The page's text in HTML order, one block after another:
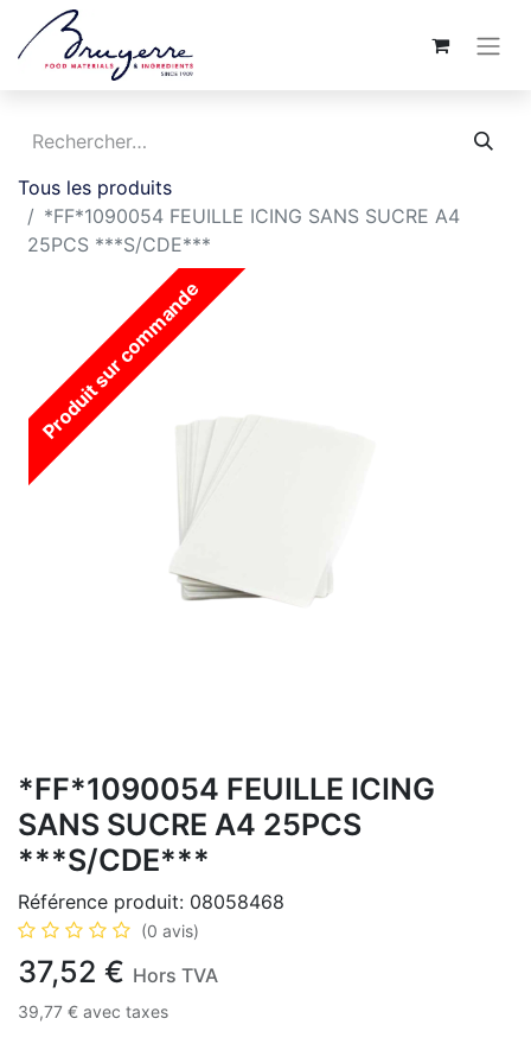
Tous les produits
*FF*1090054 FEUILLE ICING SANS SUCRE A4
25PCS ***S/CDE***
Produit sur commande
*FF*1090054 FEUILLE ICING
SANS SUCRE A4 25PCS
***S/CDE***
Référence produit: 08058468
(0 avis)
37,52 € Hors TVA
39,77 € avec taxes